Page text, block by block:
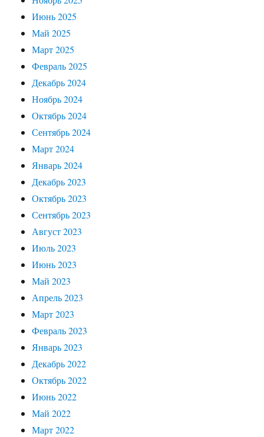
Июнь 2025
Май 2025
Март 2025
Февраль 2025
Декабрь 2024
Ноябрь 2024
Октябрь 2024
Сентябрь 2024
Март 2024
Январь 2024
Декабрь 2023
Октябрь 2023
Сентябрь 2023
Август 2023
Июль 2023
Июнь 2023
Май 2023
Апрель 2023
Март 2023
Февраль 2023
Январь 2023
Декабрь 2022
Октябрь 2022
Июнь 2022
Май 2022
Март 2022